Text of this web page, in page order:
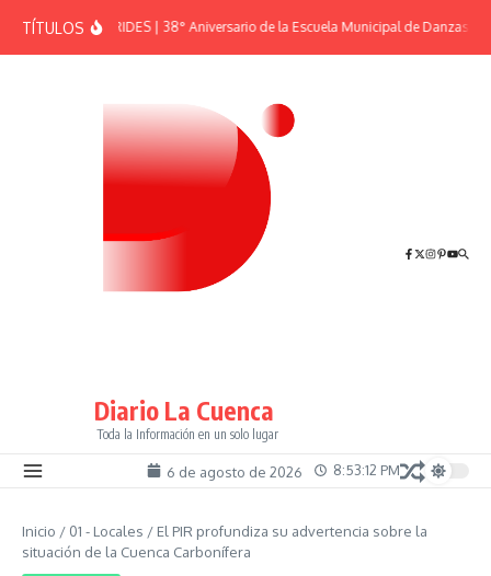
TÍTULOSEFEMÉRIDES | 38° Aniversario de la Escuela Municipal de Danzas “El
Diario La Cuenca
Toda la Información en un solo lugar
6 de agosto de 2026 8:53:13 PM
Inicio / 01 - Locales / El PIR profundiza su advertencia sobre la
situación de la Cuenca Carbonífera